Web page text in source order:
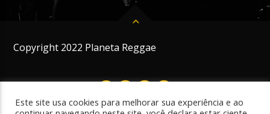
Copyright 2022 Planeta Reggae
Este site usa cookies para melhorar sua experiência e ao